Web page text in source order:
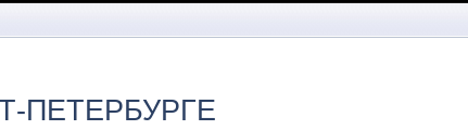
ПЕТЕРБУРГЕ